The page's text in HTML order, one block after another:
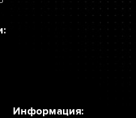
Информация: